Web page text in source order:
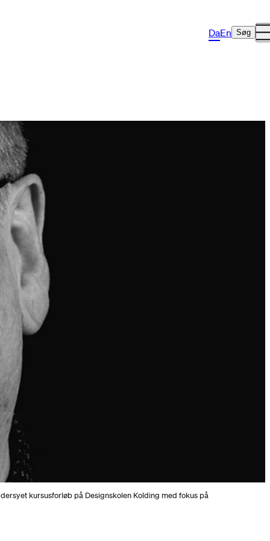
DaEn Søg
kursusforløb på Designskolen Kolding med fokus på